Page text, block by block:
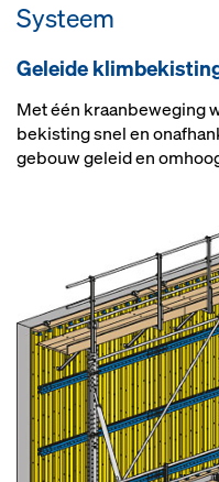
Systeem
Ge­lei­de
Met één kraanbeweging
bekisting snel en
gebouw geleid en